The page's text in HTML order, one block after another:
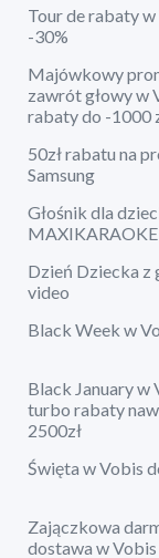
Tour de rabaty
-30%
Majówkowy
zawrót głowy w
rabaty do -1000
50zł rabatu na
Samsung
Głośnik dla
MAXIKARAOKE
Dzień Dziecka z
video
Black Week w
Black January w
turbo rabaty
2500zł
Święta w Vobis
Zajączkowa
dostawa w Vobis